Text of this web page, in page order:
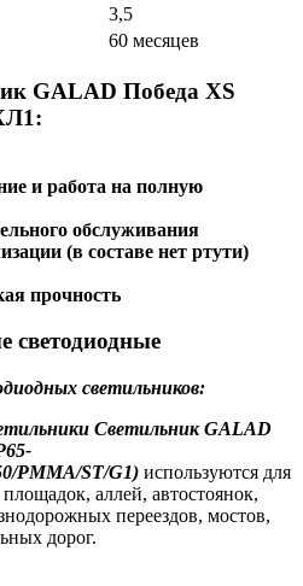
3,5
60 месяцев
GALAD Победа XS
и работа на полную
обслуживания
(в составе нет ртути)
прочность
светодиодные
светильников:
Светильник GALAD
PMMA/ST/G1) используются для
аллей, автостоянок,
переездов, мостов,
дорог.